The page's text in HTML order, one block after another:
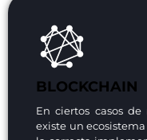
BLOCKCHAIN
En ciertos casos
existe un